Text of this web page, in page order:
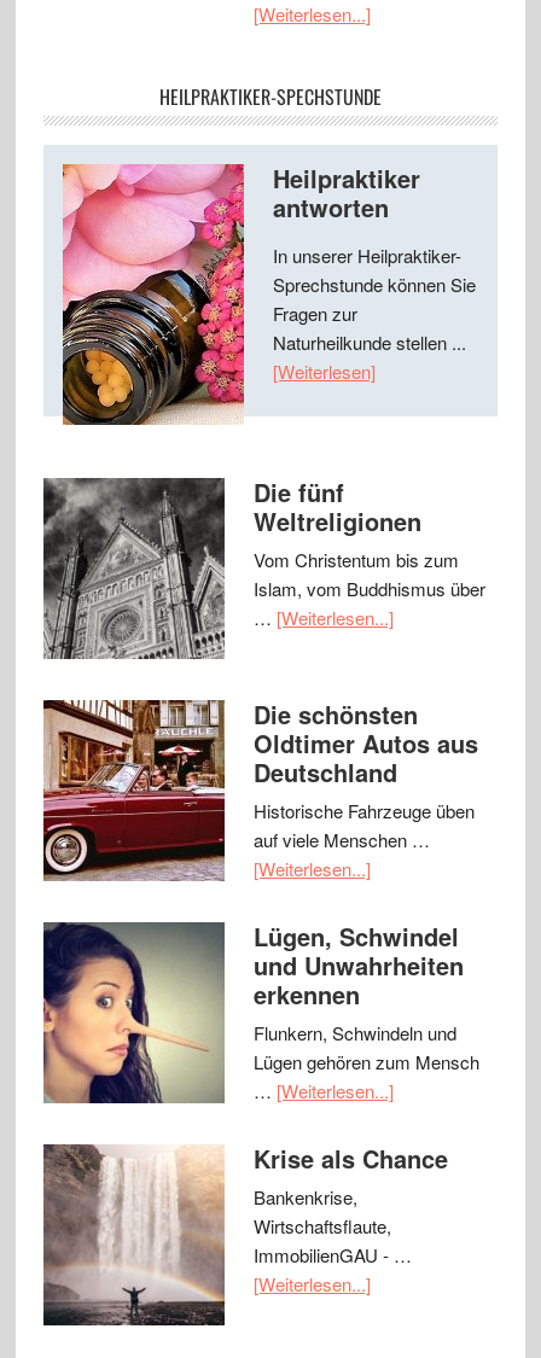
[Weiterlesen...]
HEILPRAKTIKER-SPECHSTUNDE
Heilpraktiker
antworten
In unserer Heilpraktiker-
Sprechstunde können Sie
Fragen zur
Naturheilkunde stellen ...
[Weiterlesen]
Die fünf
Weltreligionen
Vom Christentum bis zum
Islam, vom Buddhismus über
… [Weiterlesen...]
Die schönsten
Oldtimer Autos aus
Deutschland
Historische Fahrzeuge üben
auf viele Menschen …
[Weiterlesen...]
Lügen, Schwindel
und Unwahrheiten
erkennen
Flunkern, Schwindeln und
Lügen gehören zum Mensch
… [Weiterlesen...]
Krise als Chance
Bankenkrise,
Wirtschaftsflaute,
ImmobilienGAU - …
[Weiterlesen...]